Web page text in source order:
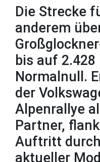
Die Strecke
anderem
bis auf
Normalnull.
der
Alpenrallye
Partner,
Auftritt
aktueller